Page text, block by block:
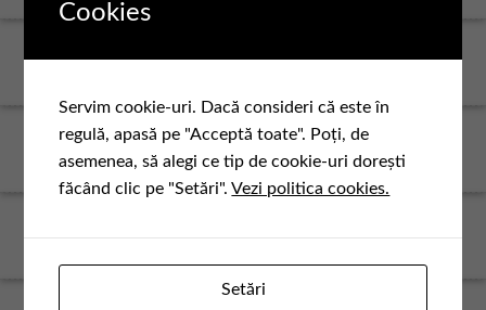
Cookies
Servim cookie-uri. Dacă consideri că este în
regulă, apasă pe "Acceptă toate". Poți, de
asemenea, să alegi ce tip de cookie-uri dorești
făcând clic pe "Setări".Vezi politica cookies.
Setări